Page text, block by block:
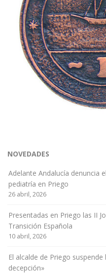
NOVEDADES
Adelante Andalucía denuncia
pediatría en Priego
26 abril, 2026
Presentadas en Priego las II
Transición Española
10 abril, 2026
El alcalde de Priego
decepción»